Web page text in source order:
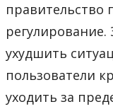
правительство
ухудшить
пользователи
уходить за